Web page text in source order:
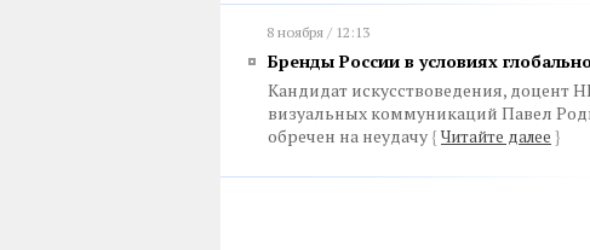
8 ноября / 12:13
Бренды России в условиях
Кандидат искусствоведения, доцент
визуальных коммуникаций Павел
обречен на неудачу { Читайте далее }